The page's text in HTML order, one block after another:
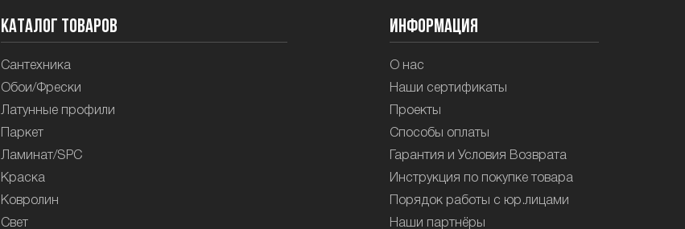
Каталог товаров
Сантехника
Обои/Фрески
Латунные профили
Паркет
Ламинат/SPC
Краска
Ковролин
Свет
Информация
О нас
Наши сертификаты
Проекты
Способы оплаты
Гарантия и Условия Возврата
Инструкция по покупке товара
Порядок работы с юр.лицами
Наши партнёры